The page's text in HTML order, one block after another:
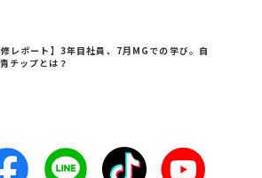
修レポート】3年目社員、7月MGでの学び。自
チップとは？